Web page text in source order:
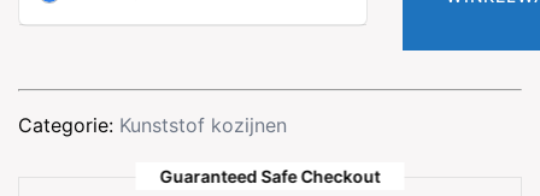
aantal
Categorie: Kunststof kozijnen
Guaranteed Safe Checkout